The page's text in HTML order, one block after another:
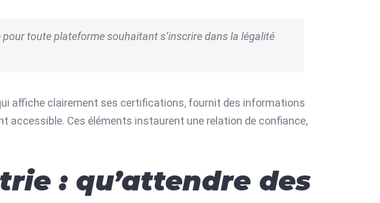
toute plateforme souhaitant s’inscrire dans la légalité
affiche clairement ses certifications, fournit des informations
Ces éléments instaurent une relation de confiance,
: qu’attendre des